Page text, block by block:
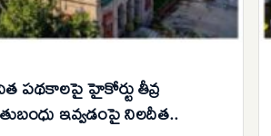
హైకోర్టు తీవ్ర
ఇవ్వడంపై నిలదీత..